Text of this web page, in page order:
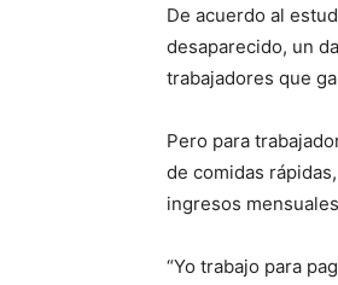
De acuerdo al
desaparecido, un
trabajadores que
Pero para
de comidas
ingresos
“Yo trabajo para